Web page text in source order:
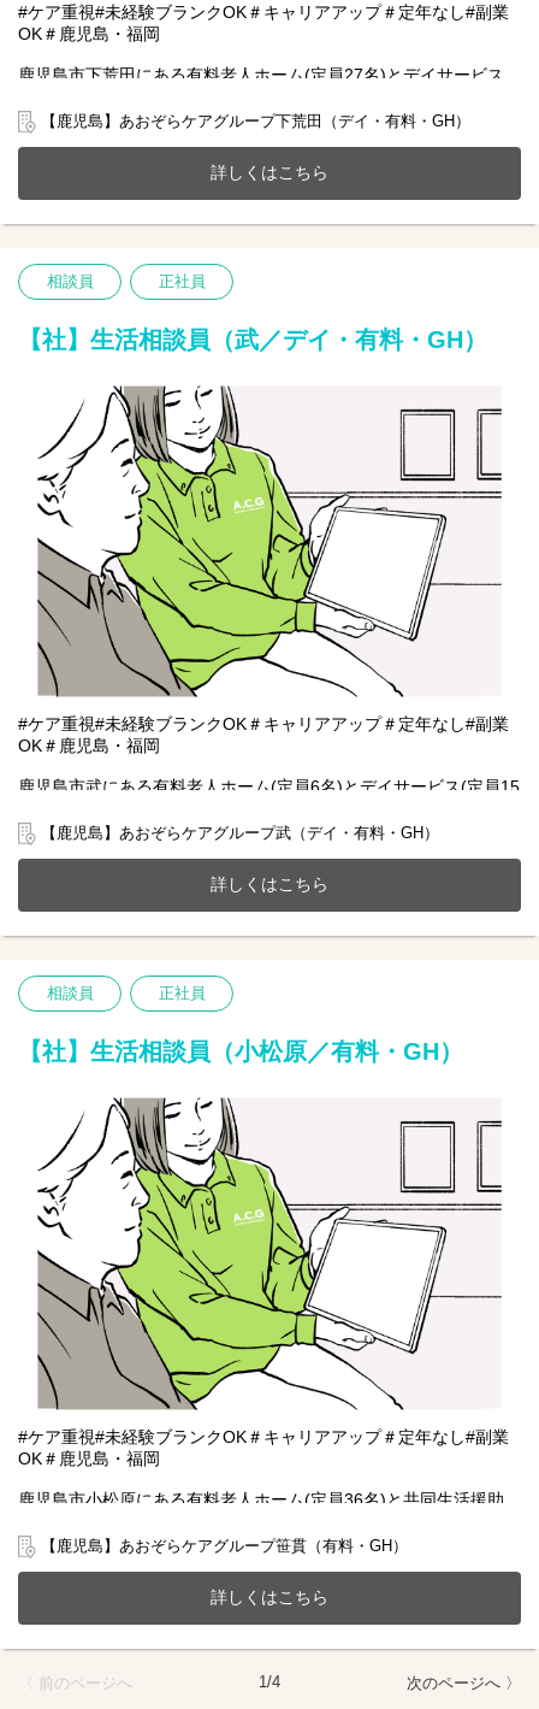
#ケア重視#未経験ブランクOK＃キャリアアップ＃定年なし#副業
OK＃鹿児島・福岡
鹿児島市下荒田にある有料老人ホーム(定員27名)とデイサービス
んか？
20～70代まで幅広い年齢層の方が活躍中です。
今までのご経験やスキルを当社で発揮して頂ける方を募集してい
【仕事内容】相談業務全般 ※夜勤は希望者のみ
〇入所退所手続
〇介助サポートなど
★
【鹿児島】あおぞらケアグループ下荒田（デイ・有料・GH）
詳しくはこちら
相談員 正社員
【社】生活相談員（武／デイ・有料・GH）
#ケア重視#未経験ブランクOK＃キャリアアップ＃定年なし#副業
OK＃鹿児島・福岡
鹿児島市武にある有料老人ホーム(定員6名)とデイサービス(定員15
きませんか？
20～70代まで幅広い年齢層の方が活躍中です。
今までのご経験やスキルを当社で発揮して頂ける方を募集してい
【仕事内容】相談業務全般 ※夜勤は希望者のみ
〇入所退所手続
〇介助サポートなど
★
【鹿児島】あおぞらケアグループ武（デイ・有料・GH）
詳しくはこちら
相談員 正社員
【社】生活相談員（小松原／有料・GH）
#ケア重視#未経験ブランクOK＃キャリアアップ＃定年なし#副業
OK＃鹿児島・福岡
鹿児島市小松原にある有料老人ホーム(定員36名)と共同生活援助
20～70代まで幅広い年齢層の方が活躍中です。
今までのご経験やスキルを当社で発揮して頂ける方を募集してい
【仕事内容】相談業務全般 ※夜勤は希望者のみ
〇利用者様や家族様の相談窓口
〇介助サポートなど
【鹿児島】あおぞらケアグループ笹貫（有料・GH）
詳しくはこちら
〈 前のページへ 1/4 次のページへ 〉